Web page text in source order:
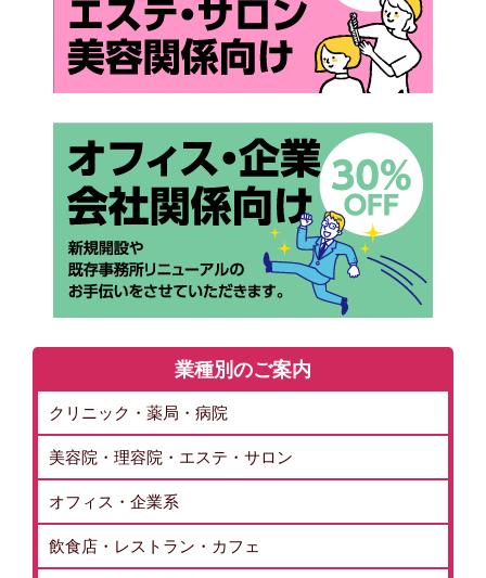
業種別のご案内
クリニック・薬局・病院
美容院・理容院・エステ・サロン
オフィス・企業系
飲食店・レストラン・カフェ